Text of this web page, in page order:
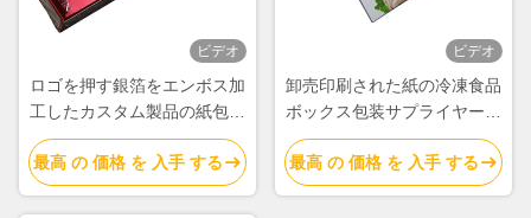
ビデオ
ロゴを押す銀箔をエンボス加
工したカスタム製品の紙包装
箱
最高 の 価格 を 入手 する
ビデオ
卸売印刷された紙の冷凍食品
ボックス包装サプライヤー販
売
最高 の 価格 を 入手 する